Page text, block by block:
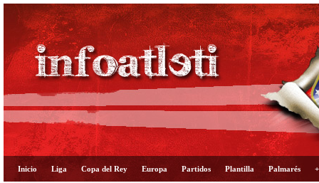
Inicio Liga Copa del Rey Europa Partidos Plantilla Palmarés